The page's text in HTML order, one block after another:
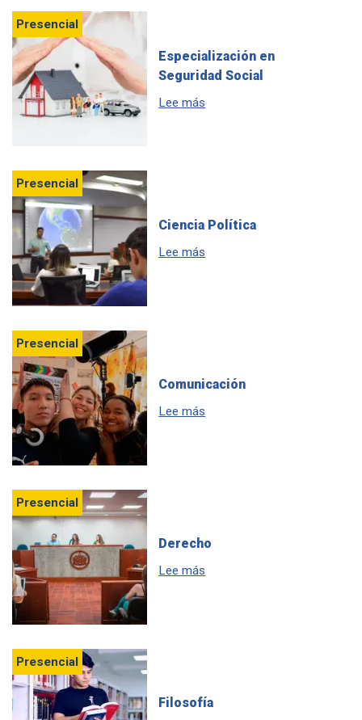
Presencial
Especialización en
Seguridad Social
Lee más
Presencial
Ciencia Política
Lee más
Presencial
Comunicación
Lee más
Presencial
Derecho
Lee más
Presencial
Filosofía